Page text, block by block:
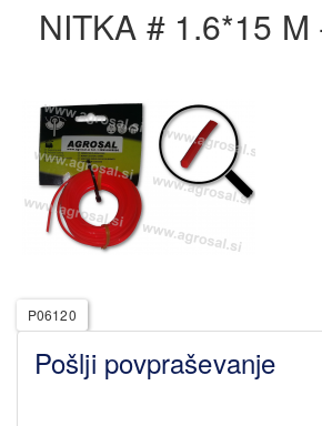
NITKA # 1.6*15 M
P06120
Pošlji povpraševanje